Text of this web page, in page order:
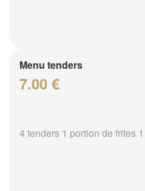
Menu tenders
7.00 €
4 tenders 1 portion de frites